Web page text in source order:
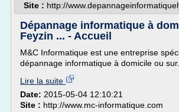
Site : http://
Dépannage informatique à
Feyzin ... - Accueil
M&C Informatique est une entreprise
dépannage informatique à domicile ou sur...
Lire la suite
Date: 2015-05-04 12:10:21
Site : http://www.mc-informatique.com